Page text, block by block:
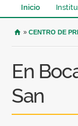
Inicio
USTED SE
» CENTRO DE
En
San